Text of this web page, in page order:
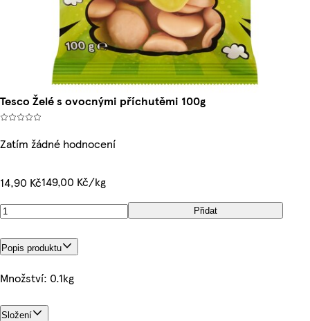
Tesco Želé s ovocnými příchutěmi 100g
Zatím žádné hodnocení
14,90 Kč149,00 Kč/kg
Přidat
Popis produktu
Množství: 0.1kg
Složení